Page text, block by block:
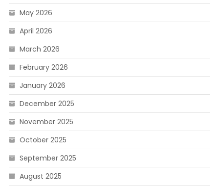
May 2026
April 2026
March 2026
February 2026
January 2026
December 2025
November 2025
October 2025
September 2025
August 2025